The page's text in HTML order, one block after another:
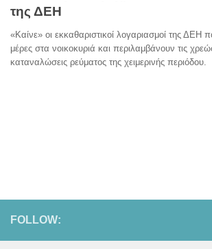
της ΔΕΗ
«Καίνε» οι εκκαθαριστικοί λογαριασμοί της ΔΕΗ
μέρες στα νοικοκυριά και περιλαμβάνουν τις
καταναλώσεις ρεύματος της χειμερινής περιόδου.
FOLLOW: